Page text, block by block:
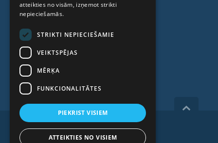
Kas mēs esam
Cenas
Kontakti
Raksti
Copyright 2026, iVF Riga.
atteikties no visām, izņemot strikti
nepieciešamās.
STRIKTI NEPIECIEŠAMIE
VEIKTSPĒJAS
MĒRĶA
FUNKCIONALITĀTES
PIEKRIST VISIEM
ATTEIKTIES NO VISIEM